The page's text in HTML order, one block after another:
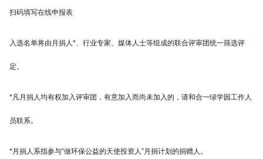
扫码填写在线申报表
入选名单将由月捐人*、行业专家、媒体人士等组成的联合评审团统一筛选评
定。
*凡月捐人均有权加入评审团，有意加入而尚未加入的，请和合一绿学园工作人
员联系。
*月捐人系指参与“做环保公益的天使投资人”月捐计划的捐赠人。